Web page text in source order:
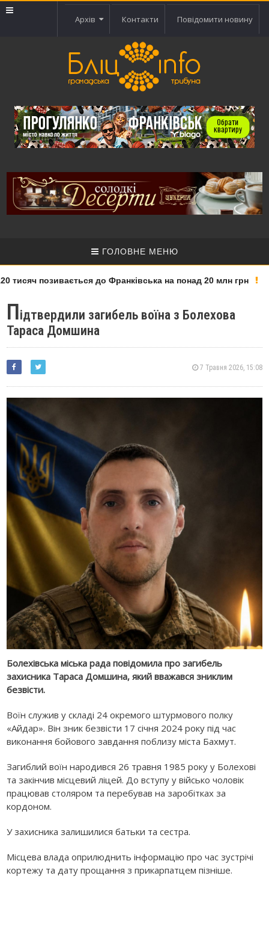
Архів Контакти Повідомити новину
ГОЛОВНЕ МЕНЮ
позивається до Франківська на понад 20 млн грн
Підтвердили загибель воїна з Болехова
Тараса Домшина
7 Травня 2026, 15:08
Болехівська міська рада повідомила про загибель
захисника Тараса Домшина, який вважався зниклим
безвісти.
Воїн служив у складі 24 окремого штурмового полку
«Айдар». Він зник безвісти 17 січня 2024 року під час
виконання бойового завдання поблизу міста Бахмут.
Загиблий воїн народився 26 травня 1985 року у Болехові
та закінчив місцевий ліцей. До вступу у військо чоловік
працював столяром та перебував на заробітках за
кордоном.
У захисника залишилися батьки та сестра.
Місцева влада оприлюднить інформацію про час зустрічі
кортежу та дату прощання з прикарпатцем пізніше.